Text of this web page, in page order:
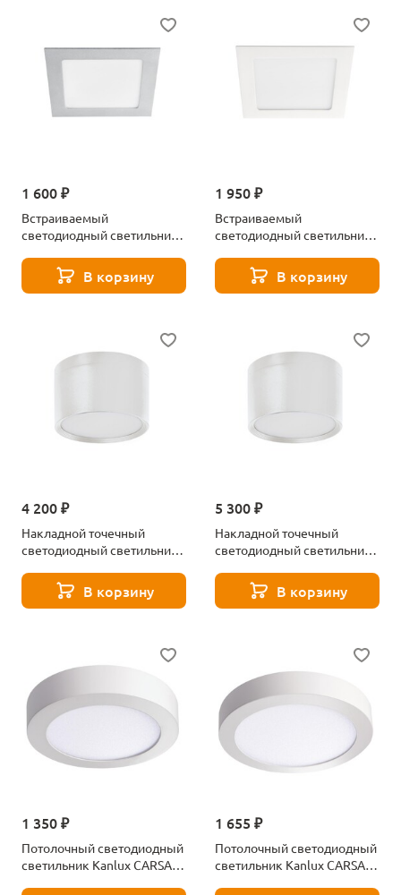
1 600 ₽
Встраиваемый
светодиодный светильник
NW-SR 28939В корзину
1 950 ₽
Встраиваемый
светодиодный светильник
NW-W 28940В корзину
4 200 ₽
Накладной точечный
светодиодный светильник
940W 35676В корзину
5 300 ₽
Накладной точечный
светодиодный светильник
940W 35678В корзину
1 350 ₽
Потолочный светодиодный
светильник Kanlux CARSA
1 655 ₽
Потолочный светодиодный
светильник Kanlux CARSA